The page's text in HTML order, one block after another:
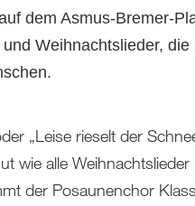
dem Asmus-Bremer-
Weihnachtslieder, die
„Leise rieselt der
wie alle Weihnachtslieder
der Posaunenchor